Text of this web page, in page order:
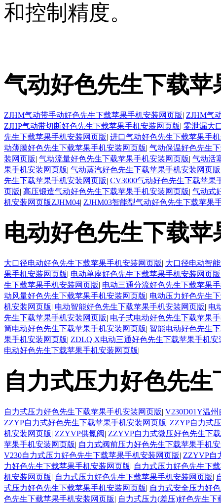
和控制精度。
气动好色先生下载
ZJHM气动带手动好色先生下载苹果手机安装网页版| ZJHM气
ZJHP气动带切断好色先生下载苹果手机安装网页版| 零泄漏大
先生下载苹果手机安装网页版| 进口气动好色先生下载苹果手
动薄膜好色先生下载苹果手机安装网页版| 气动保温好色先生
装网页版| 气动流量好色先生下载苹果手机安装网页版| 气动活
果手机安装网页版| 气动蒸汽好色先生下载苹果手机安装网页版
先生下载苹果手机安装网页版| CV3000气动好色先生下载苹果
页版| 高压锻造气动好色先生下载苹果手机安装网页版| 气动式
机安装网页版ZJHM04| ZJHM03智能型气动好色先生下载苹果
电动好色先生下载
大口径电动好色先生下载苹果手机安装网页版| 大口径电动智
果手机安装网页版| 电动单座好色先生下载苹果手机安装网页版
生下载苹果手机安装网页版| 电动三通分流好色先生下载苹果
动风量好色先生下载苹果手机安装网页版| 电动压力好色先生
机安装网页版| 电动智能好色先生下载苹果手机安装网页版| 电
先生下载苹果手机安装网页版| 电子式电动好色先生下载苹果
筒电动好色先生下载苹果手机安装网页版| 智能电动好色先生
果手机安装网页版| ZDLQ X电动三通好色先生下载苹果手机安
电动好色先生下载苹果手机安装网页版|
自力式压力好色先
自力式压力好色先生下载苹果手机安装网页版| V230D01Y温
ZZYP自力式好色先生下载苹果手机安装网页版| ZZYP自力式
机安装网页版| ZZYVP供氮阀| ZZYVP自力式微压好色先生下
苹果手机安装网页版| 自力式阀前压力好色先生下载苹果手机
V230自力式压力好色先生下载苹果手机安装网页版| ZZYVP自
力好色先生下载苹果手机安装网页版| 自力式压力好色先生下
机安装网页版| 自力式压力好色先生下载苹果手机安装网页版|
式压力好色先生下载苹果手机安装网页版| 自力式安全压力好
色先生下载苹果手机安装网页版| 自力式压力(差压)好色先生